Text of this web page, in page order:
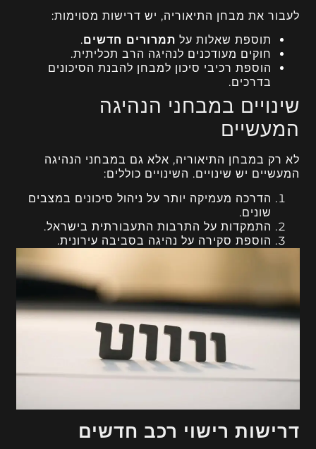
לעבור את מבחן התיאוריה, יש דרישות מסוימות:
תוספת שאלות על תמרורים חדשים.
חוקים מעודכנים לנהיגה הרב תכליתית.
הוספת רכיבי סיכון למבחן להבנת הסיכונים
בדרכים.
שינויים במבחני הנהיגה
המעשיים
לא רק במבחן התיאוריה, אלא גם במבחני הנהיגה
המעשיים יש שינויים. השינויים כוללים:
הדרכה מעמיקה יותר על ניהול סיכונים במצבים
שונים.
התמקדות על התרבות התעבורתית בישראל.
הוספת סקירה על נהיגה בסביבה עירונית.
דרישות רישוי רכב חדשים